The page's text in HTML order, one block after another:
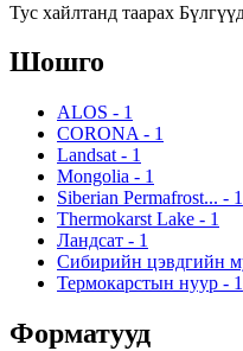
Тус хайлтанд таарах
Шошго
ALOS - 1
CORONA - 1
Landsat - 1
Mongolia - 1
Siberian Permafrost... - 1
Thermokarst Lake - 1
Ландсат - 1
Сибирийн цэвдгийн
Термокарстын нуур - 1
Форматууд